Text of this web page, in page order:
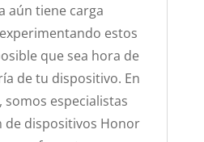
aún tiene carga
estos
que sea hora de
de tu dispositivo. En
somos especialistas
de dispositivos Honor